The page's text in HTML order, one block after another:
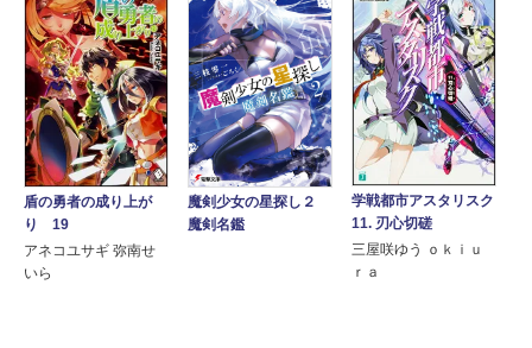
盾の勇者の成り上が
り 19
アネコユサギ 弥南せ
いら
魔剣少女の星探し２
魔剣名鑑
学戦都市アスタリスク
11. 刃心切磋
三屋咲ゆう ｏｋｉｕ
ｒａ